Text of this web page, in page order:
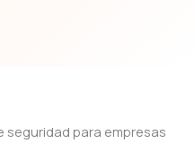
seguridad para empresas